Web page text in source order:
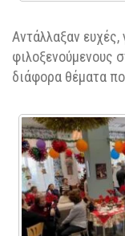
Αντάλλαξαν ευχές,
φιλοξενούμενους
διάφορα θέματα